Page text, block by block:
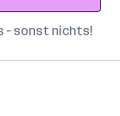
– sonst nichts!